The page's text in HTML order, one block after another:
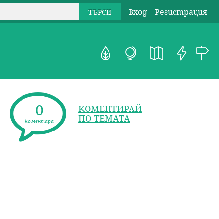
Вход Регистрация
0
коментара
КОМЕНТИРАЙ
ПО ТЕМАТА